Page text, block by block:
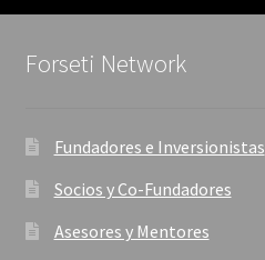
Forseti Network
Fundadores e Inversionistas
Socios y Co-Fundadores
Asesores y Mentores